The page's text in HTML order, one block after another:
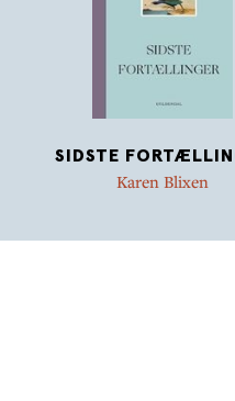
SIDSTE
Karen Blixen